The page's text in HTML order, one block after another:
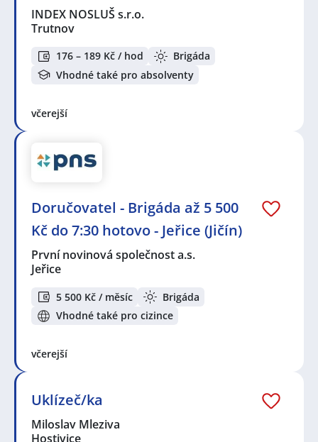
INDEX NOSLUŠ s.r.o.
Trutnov
176 – 189 Kč / hod
Brigáda
Vhodné také pro absolventy
včerejší
Doručovatel - Brigáda až 5 500
Kč do 7:30 hotovo - Jeřice (Jičín)
První novinová společnost a.s.
Jeřice
5 500 Kč / měsíc
Brigáda
Vhodné také pro cizince
včerejší
Uklízeč/ka
Miloslav Mleziva
Hostivice